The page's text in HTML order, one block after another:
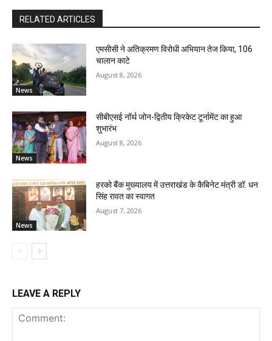
RELATED ARTICLES
News
एमसीसी ने अतिक्रमण विरोधी अभियान तेज किया, 106
चालान काटे
August 8, 2026
News
सीबीएसई नॉर्थ जोन-द्वितीय क्रिकेट टूर्नामेंट का हुआ
शुभारंभ
August 8, 2026
News
हरको बैंक मुख्यालय में उत्तराखंड के कैबिनेट मंत्री डॉ. धन
सिंह रावत का स्वागत
August 7, 2026
LEAVE A REPLY